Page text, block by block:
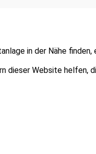
in der Nähe
dieser Website helfen,